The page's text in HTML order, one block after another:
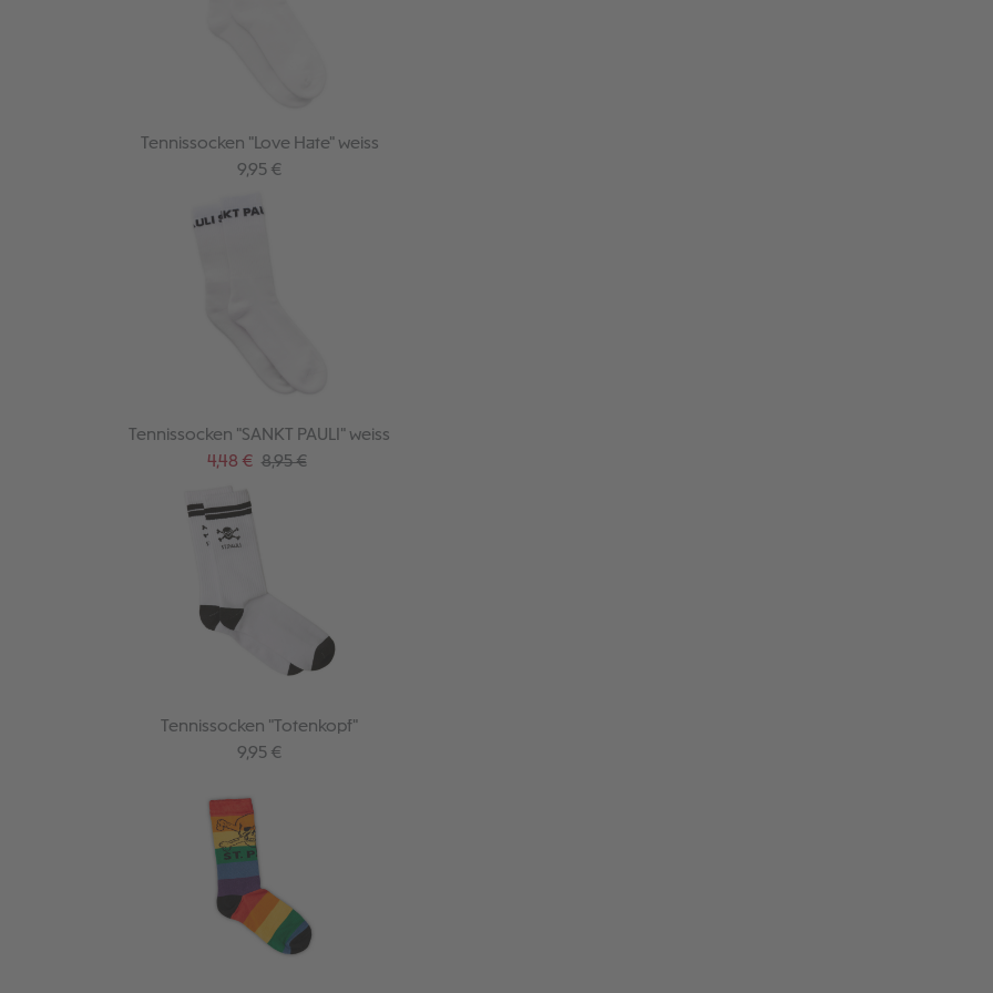
Tennissocken "Love Hate" weiss
Regulärer Preis:
9,95 €
Tennissocken "SANKT PAULI" weiss
Verkaufspreis:
4,48 € Regulärer Preis:
8,95 €
Tennissocken "Totenkopf"
Regulärer Preis:
9,95 €